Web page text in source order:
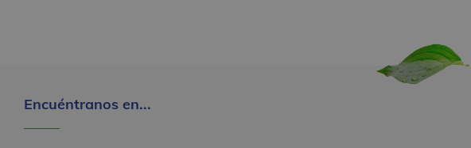
Encuéntranos en...